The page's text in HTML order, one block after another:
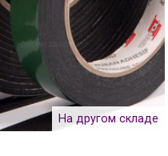
На другом складе